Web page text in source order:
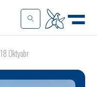
18 Oktyabr